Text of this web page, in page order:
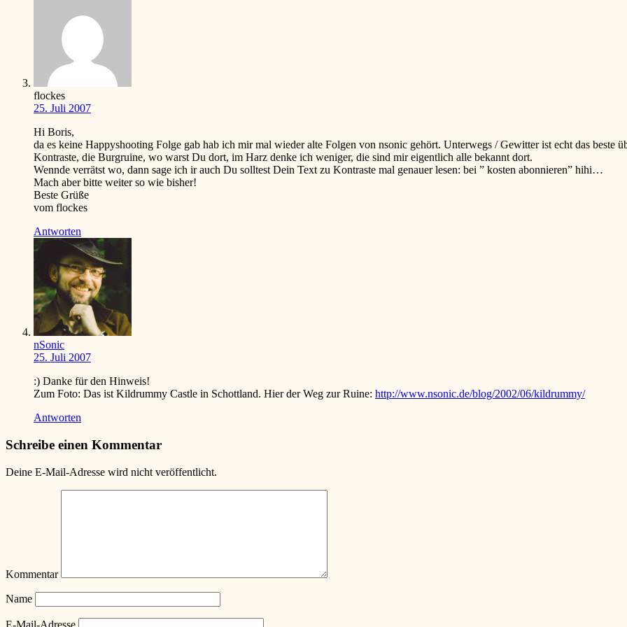
flockes
25. Juli 2007
Hi Boris,
da es keine Happyshooting Folge gab hab ich mir mal wieder alte Folgen von nsonic gehört. Unterwegs / Gewitter ist echt das beste
Kontraste, die Burgruine, wo warst Du dort, im Harz denke ich weniger, die sind mir eigentlich alle bekannt dort.
Wennde verrätst wo, dann sage ich ir auch Du solltest Dein Text zu Kontraste mal genauer lesen: bei ” kosten abonnieren” hihi…
Mach aber bitte weiter so wie bisher!
Beste Grüße
vom flockes
Antworten
nSonic
25. Juli 2007
:) Danke für den Hinweis!
Zum Foto: Das ist Kildrummy Castle in Schottland. Hier der Weg zur Ruine: http://www.nsonic.de/blog/2002/06/kildrummy/
Antworten
Schreibe einen Kommentar
Deine E-Mail-Adresse wird nicht veröffentlicht.
Kommentar
Name
E-Mail-Adresse